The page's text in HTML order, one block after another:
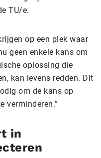
TU/e.
op een plek waar
geen enkele kans om
oplossing die
kan levens redden. Dit
om de kans op
verminderen.”
in